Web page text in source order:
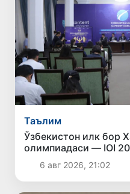
Таълим
Ўзбекистон илк бор
олимпиадаси — IOI
6 авг 2026, 21:02